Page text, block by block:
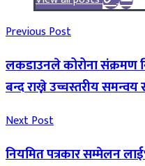
Previous Post
लकडाउनले कोरोना संक्रमण
बन्द राख्ने उच्चस्तरीय समन्वय
Next Post
नियमित पत्रकार सम्मेलन